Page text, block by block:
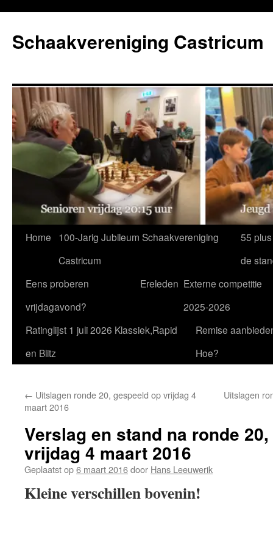
de
inhoud
Schaakvereniging Castricum
Home
100-Jarig Jubileum Schaakvereniging
Castricum
55
de
Eens proberen
vrijdagavond?
Ereleden Externe competitie
2025-2026
Ratinglijst 1 juli 2026 Klassiek,Rapid
en Blitz
Remise
Hoe?
← Uitslagen ronde 20, gespeeld op vrijdag 4
maart 2016
Uitslagen
Verslag en stand na ronde
vrijdag 4 maart 2016
Geplaatst op6 maart 2016door Hans Leeuwerik
Kleine verschillen bovenin!